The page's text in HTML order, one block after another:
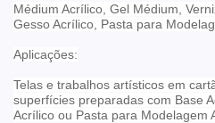
Médium Acrílico, Gel Médium,
Gesso Acrílico, Pasta para
Aplicações:
Telas e trabalhos artísticos em
superfícies preparadas com Base
Acrílico ou Pasta para Modelagem